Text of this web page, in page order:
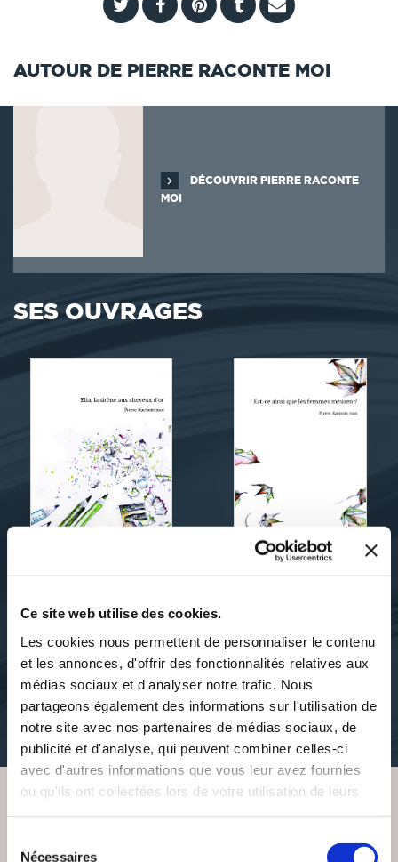
Ce site web utilise des cookies.
Les cookies nous permettent de personnaliser le contenu
et les annonces, d'offrir des fonctionnalités relatives aux
médias sociaux et d'analyser notre trafic. Nous
partageons également des informations sur l'utilisation de
notre site avec nos partenaires de médias sociaux, de
publicité et d'analyse, qui peuvent combiner celles-ci
avec d'autres informations que vous leur avez fournies
ou qu'ils ont collectées lors de votre utilisation de leurs
Nécessaires
AUTOUR DE PIERRE RACONTE MOI
DÉCOUVRIR PIERRE RACONTE
MOI
SES OUVRAGES
CHEVEUX D'OR
contes-legendes
11€67
FEMMES MEURENT?
poesies
6€92